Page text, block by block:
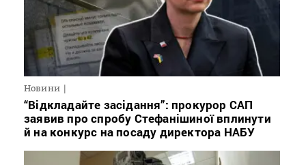
Новини
“Відкладайте засідання”: прокурор САП
заявив про спробу Стефанішиної вплинути
й на конкурс на посаду директора НАБУ